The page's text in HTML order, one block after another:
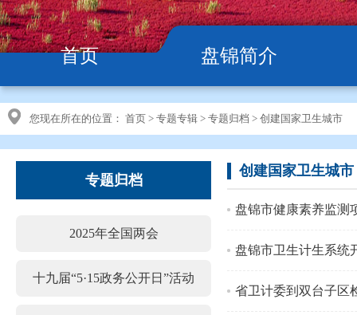
首页 盘锦简介
您现在所在的位置： 首页 > 专题专辑 > 专题归档 > 创建国家卫生城市
专题归档
2025年全国两会
十九届“5·15政务公开日”活动
创建国家卫生城市
盘锦市健康素养监测
盘锦市卫生计生系统
省卫计委到双台子区